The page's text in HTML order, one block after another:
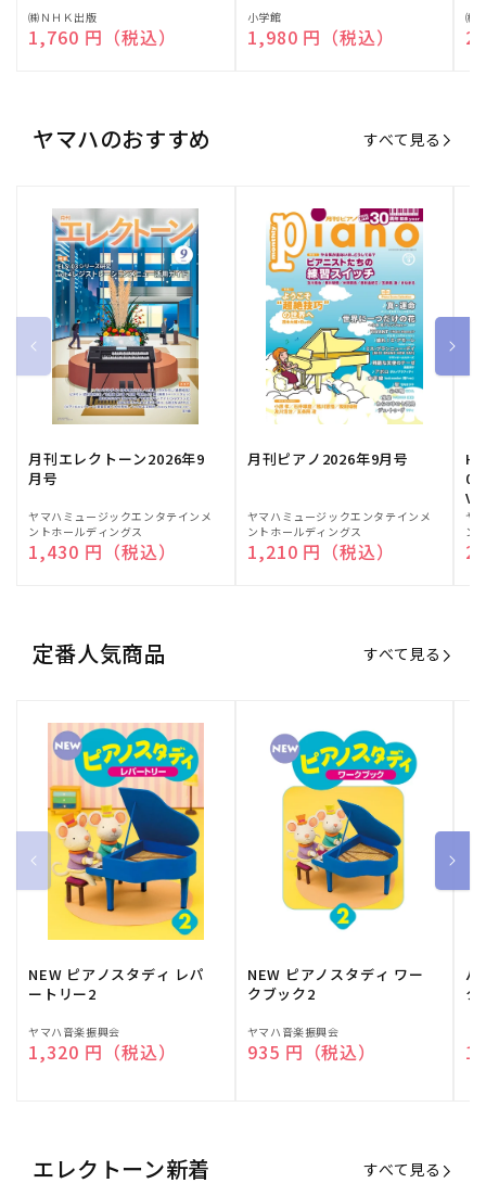
販
売
㈱ＮＨＫ出版
通常価格
1,760 円（税込）
販
売
小学館
通常価格
1,980 円（税込）
販
売
㈱
ヤマハのおすすめ すべて見る
月刊エレクトーン2026年9
月号
販
売
元:
ヤマハミュージックエンタテインメ
ントホールディングス
通常価格
1,430 円（税込）
月刊ピアノ2026年9月号
販
売
元:
ヤマハミュージックエンタテインメ
ントホールディングス
通常価格
1,210 円（税込）
販
売
元:
ヤ
ン
定番人気商品 すべて見る
NEW ピアノスタディ レパ
ートリー2
販
売
ヤマハ音楽振興会
通常価格
1,320 円（税込）
NEW ピアノスタディ ワー
クブック2
販
売
ヤマハ音楽振興会
通常価格
935 円（税込）
バ
ク
売
エレクトーン新着 すべて見る